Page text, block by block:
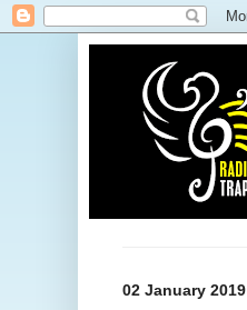
02 January 2019